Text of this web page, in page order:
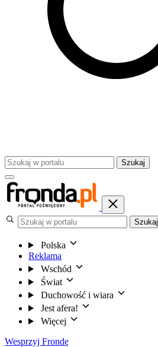
Szukaj
Szukaj
Polska
Reklama
Wschód
Świat
Duchowość i wiara
Jest afera!
Więcej
Wesprzyj Frondę